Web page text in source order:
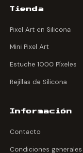
Tienda
Pixel Art en Silicona
Mini Pixel Art
Estuche 1000 Píxeles
Rejillas de Silicona
Información
Contacto
Condiciones generales